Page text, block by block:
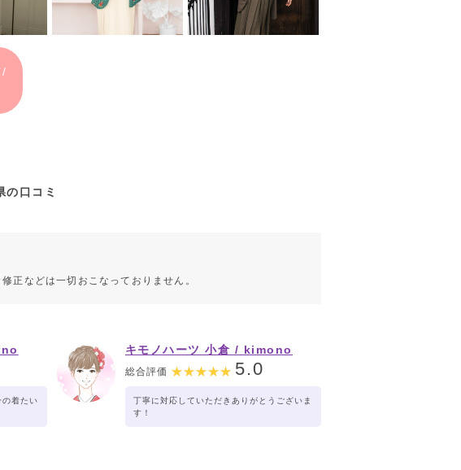
/
口コミ
正などは一切おこなっておりません。
着たい
キモノハーツ 小倉 / kimono
hearts Kokura
総合評価 5.0
丁寧に対応していただきありがとうございま
す！